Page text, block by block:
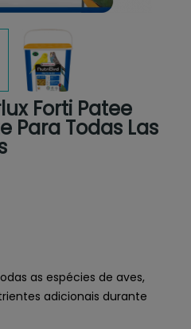
Forti Patee
Para Todas Las
as espécies de aves,
adicionais durante